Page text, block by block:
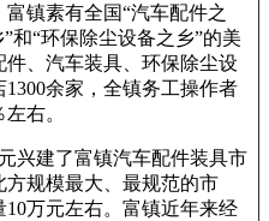
镇素有全国“汽车配件之
和“环保除尘设备之乡”的美
件、汽车装具、环保除尘设
余家，全镇务工操作者
右。
兴建了富镇汽车配件装具市
方规模最大、最规范的市
万元左右。富镇近年来经